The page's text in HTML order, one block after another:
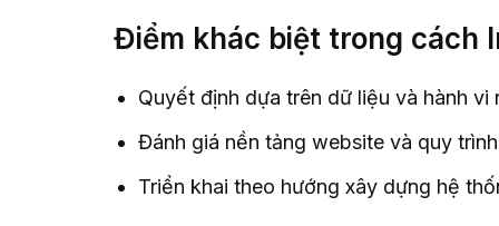
Điểm khác biệt trong cách
Quyết định dựa trên dữ liệu và hành
Đánh giá nền tảng website và quy
Triển khai theo hướng xây dựng hệ